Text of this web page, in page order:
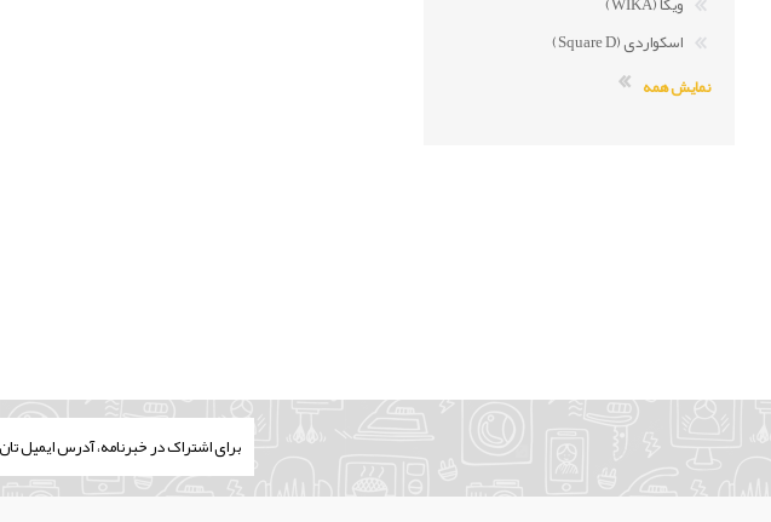
اسکواردی (Square D)
نمایش همه